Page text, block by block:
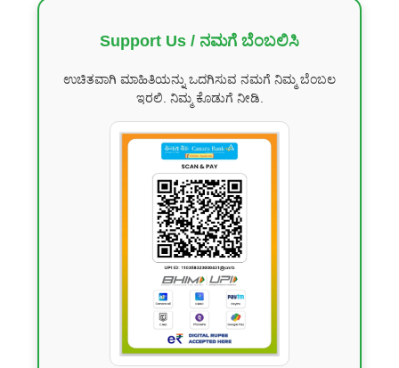
Support Us / ನಮಗೆ ಬೆಂಬಲಿಸಿ
ಉಚಿತವಾಗಿ ಮಾಹಿತಿಯನ್ನು ಒದಗಿಸುವ ನಮಗೆ ನಿಮ್ಮ ಬೆಂಬಲ
ಇರಲಿ. ನಿಮ್ಮ ಕೊಡುಗೆ ನೀಡಿ.